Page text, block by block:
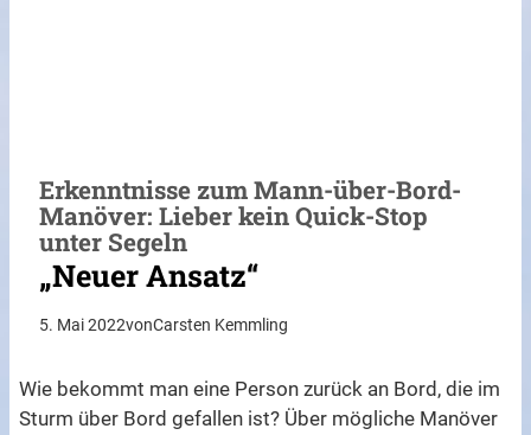
Erkenntnisse zum Mann-über-Bord-
Manöver: Lieber kein Quick-Stop
unter Segeln
„Neuer Ansatz“
5. Mai 2022vonCarsten Kemmling
Wie bekommt man eine Person zurück an Bord, die im
Sturm über Bord gefallen ist? Über mögliche Manöver